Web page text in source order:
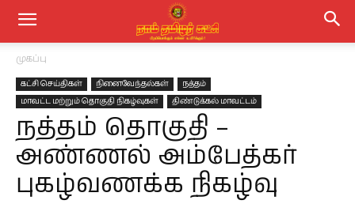
முகப்பு
கட்சி செய்திகள் நினைவேந்தல்கள்
நத்தம்
மாவட்ட மற்றும் தொகுதி நிகழ்வுகள்
திண்டுக்கல் மாவட்டம்
நத்தம் தொகுதி –
அண்ணல் அம்பேத்கர்
புகழ்வணக்க நிகழ்வு